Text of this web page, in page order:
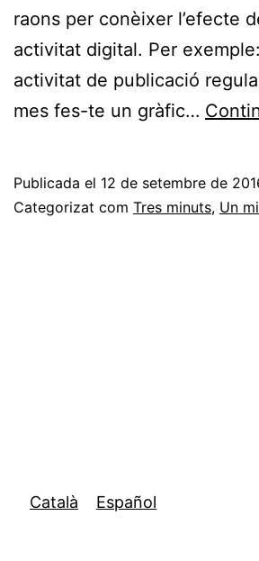
raons per conèixer l’efecte
activitat digital. Per
activitat de publicació
mes fes-te un gràfic…
Publicada el 12 de setembre de
Categorizat com Tres minuts, Un
Català Español